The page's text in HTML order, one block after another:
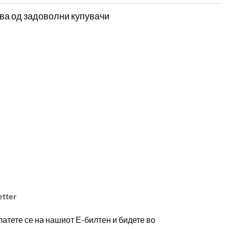
од задоволни купувачи
се на нашиот Е-билтен и бидете во